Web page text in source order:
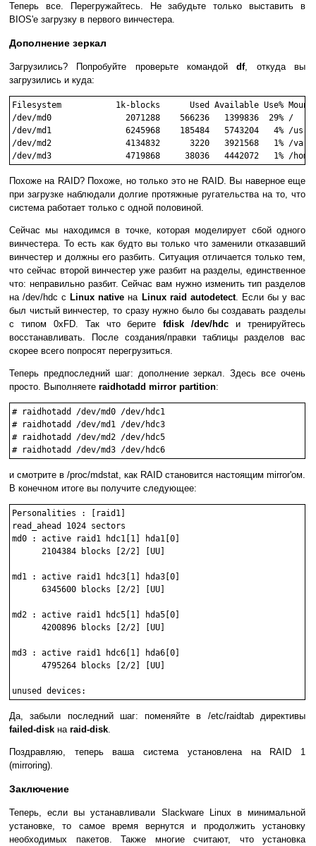
Теперь все. Перегружайтесь. Не забудьте только выставить в
BIOS'е загрузку в первого винчестера.
Дополнение зеркал
Загрузились? Попробуйте проверьте командойdf, откуда вы
загрузились и куда:
Filesystem           1k-blocks      Used Available Use%
/dev/md0               2071288    566236   1399836  29% /
/dev/md1               6245968    185484   5743204   4% /usr/
/dev/md2               4134832      3220   3921568   1% /var
Похоже на RAID? Похоже, но только это не RAID. Вы наверное еще
при загрузке наблюдали долгие протяжные ругательства на то, что
система работает только с одной половиной.
Сейчас мы находимся в точке, которая моделирует сбой одного
винчестера. То есть как будто вы только что заменили отказавший
винчестер и должны его разбить. Ситуация отличается только тем,
что сейчас второй винчестер уже разбит на разделы, единственное
что: неправильно разбит. Сейчас вам нужно изменить тип разделов
на /dev/hdc с Linux native на Linux raid autodetect. Если бы у вас
был чистый винчестер, то сразу нужно было бы создавать разделы
с типом 0xFD. Так что беритеfdisk /dev/hdc и тренируйтесь
восстанавливать. После создания/правки таблицы разделов вас
скорее всего попросят перегрузиться.
Теперь предпоследний шаг: дополнение зеркал. Здесь все очень
просто. Выполняете raidhotadd mirror partition:
# raidhotadd /dev/md0 /dev/hdc1
# raidhotadd /dev/md1 /dev/hdc3
# raidhotadd /dev/md2 /dev/hdc5
и смотрите в /proc/mdstat, как RAID становится настоящим mirror'ом.
В конечном итоге вы получите следующее:
Personalities : [raid1]
read_ahead 1024 sectors
md0 : active raid1 hdc1[1] hda1[0]
      2104384 blocks [2/2] [UU]
md1 : active raid1 hdc3[1] hda3[0]
      6345600 blocks [2/2] [UU]
md2 : active raid1 hdc5[1] hda5[0]
      4200896 blocks [2/2] [UU]
md3 : active raid1 hdc6[1] hda6[0]
      4795264 blocks [2/2] [UU]
Да, забыли последний шаг: поменяйте в /etc/raidtab директивы
failed-disk на raid-disk.
Поздравляю, теперь ваша система установлена на RAID 1
(mirroring).
Заключение
Теперь, если вы устанавливали Slackware Linux в минимальной
установке, то самое время вернутся и продолжить установку
необходимых пакетов. Также многие считают, что установка